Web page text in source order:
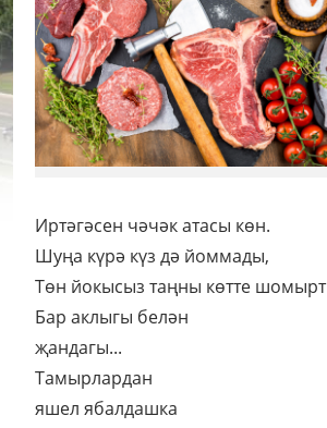
Иртәгәсен чәчәк атасы көн.
Шуңа күрә күз дә йоммады,
Төн йокысыз таңны көтте шомырт
Бар аклыгы белән
җандагы...
Тамырлардан
яшел ябалдашка